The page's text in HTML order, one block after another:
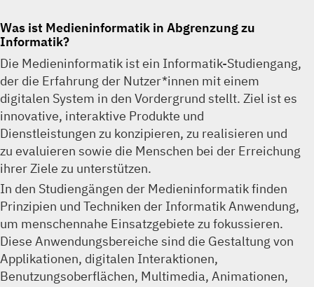
Was ist Medieninformatik in Abgrenzung zu
Informatik?
Die Medieninformatik ist ein Informatik-Studiengang,
der die Erfahrung der Nutzer*innen mit einem
digitalen System in den Vordergrund stellt. Ziel ist es
innovative, interaktive Produkte und
Dienstleistungen zu konzipieren, zu realisieren und
zu evaluieren sowie die Menschen bei der Erreichung
ihrer Ziele zu unterstützen.
In den Studiengängen der Medieninformatik finden
Prinzipien und Techniken der Informatik Anwendung,
um menschennahe Einsatzgebiete zu fokussieren.
Diese Anwendungsbereiche sind die Gestaltung von
Applikationen, digitalen Interaktionen,
Benutzungsoberflächen, Multimedia, Animationen,